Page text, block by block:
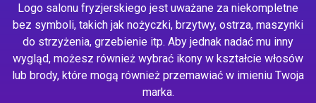
Logo salonu fryzjerskiego jest uważane za niekompletne
bez symboli, takich jak nożyczki, brzytwy, ostrza, maszynki
do strzyżenia, grzebienie itp. Aby jednak nadać mu inny
wygląd, możesz również wybrać ikony w kształcie włosów
lub brody, które mogą również przemawiać w imieniu Twoja
marka.